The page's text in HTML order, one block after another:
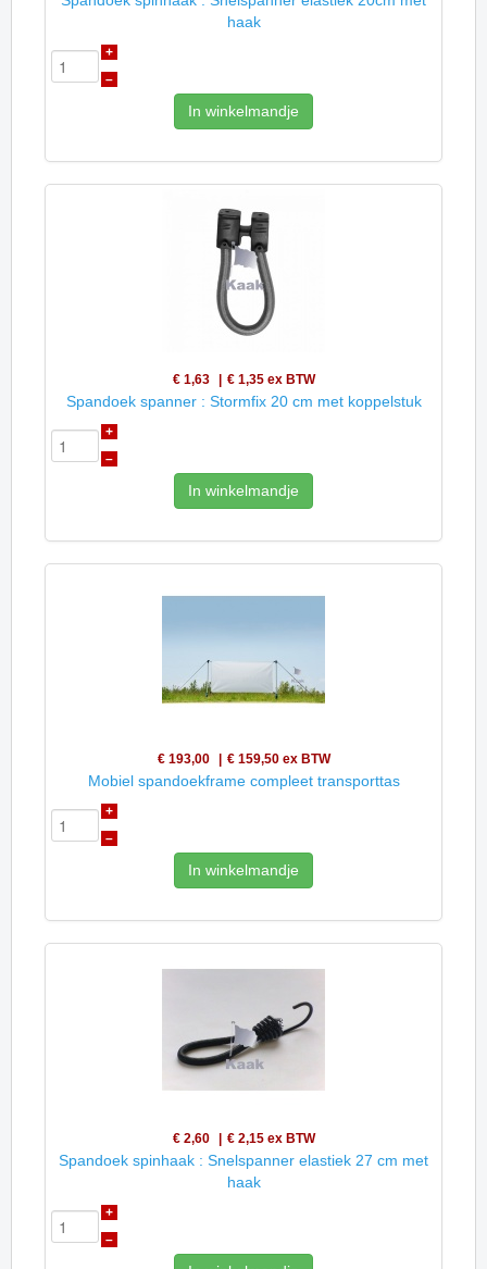
haak
+
–
In winkelmandje
€ 1,63 € 1,35 ex BTW
Spandoek spanner : Stormfix 20 cm met koppelstuk
+
–
In winkelmandje
€ 193,00 € 159,50 ex BTW
Mobiel spandoekframe compleet transporttas
+
–
In winkelmandje
€ 2,60 € 2,15 ex BTW
Spandoek spinhaak : Snelspanner elastiek 27 cm met
haak
+
–